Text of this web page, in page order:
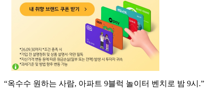
“옥수수 원하는 사람, 아파트 9블럭 놀이터 벤치로 밤 9시.”